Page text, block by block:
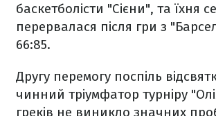
баскетболісти "Сієни", та їхня
перервалася після гри з
66:85.
Другу перемогу поспіль
чинний тріумфатор турніру
греків не виникло значних